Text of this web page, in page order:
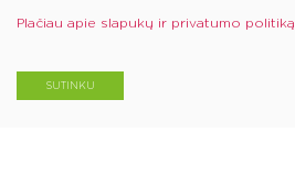
UŽKLAUSOS FORMA
Plačiau apie slapukų ir privatumo politiką
SUTINKU